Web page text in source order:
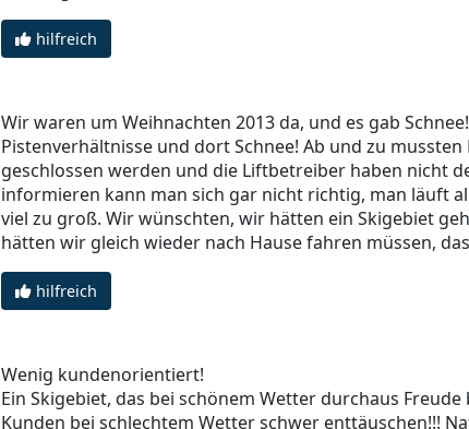
hilfreich
Wir waren um Weihnachten 2013 da, und es gab
Pistenverhältnisse und dort Schnee! Ab und zu
geschlossen werden und die Liftbetreiber haben nicht
informieren kann man sich gar nicht richtig, man läuft
viel zu groß. Wir wünschten, wir hätten ein Skigebiet
hätten wir gleich wieder nach Hause fahren müssen,
hilfreich
Wenig kundenorientiert!
Ein Skigebiet, das bei schönem Wetter durchaus
Kunden bei schlechtem Wetter schwer enttäuschen!!!